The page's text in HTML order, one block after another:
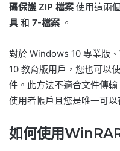
碼保護 ZIP 檔案 使用這兩
具 和 7-檔案 。
對於 Windows 10 專業版
10 教育版用戶，您也可以
件。此方法不適合文件傳
使用者帳戶且您是唯一可
如何使用